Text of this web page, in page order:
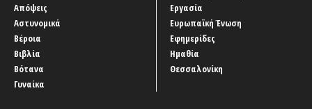
Απόψεις
Αστυνομικά
Βέροια
Βιβλία
Βότανα
Γυναίκα
Εργασία
Ευρωπαϊκή Ένωση
Εφημερίδες
Ημαθία
Θεσσαλονίκη